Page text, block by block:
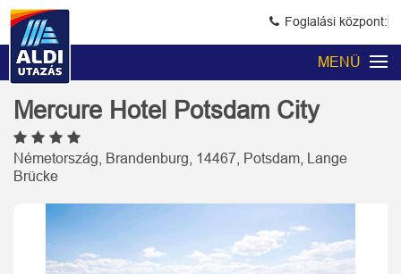
Foglalási központ:
MENÜ
Mercure Hotel Potsdam City
Németország, Brandenburg, 14467, Potsdam, Lange
Brücke